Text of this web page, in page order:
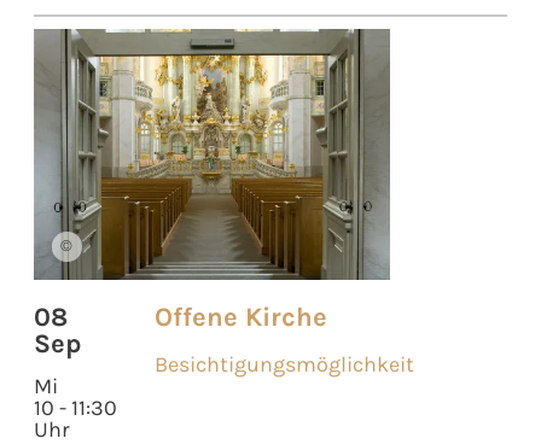
©
08
Sep
Mi
10 - 11:30
Uhr
Offene Kirche
Besichtigungsmöglichkeit